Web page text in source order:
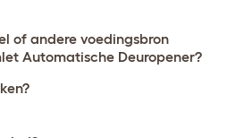
of andere voedingsbron
Automatische Deuropener?